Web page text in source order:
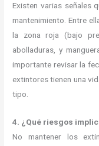
Existen varias señales
mantenimiento. Entre
la zona roja (bajo
abolladuras, y
importante revisar la
extintores tienen una
tipo.
4. ¿Qué riesgos
No mantener los